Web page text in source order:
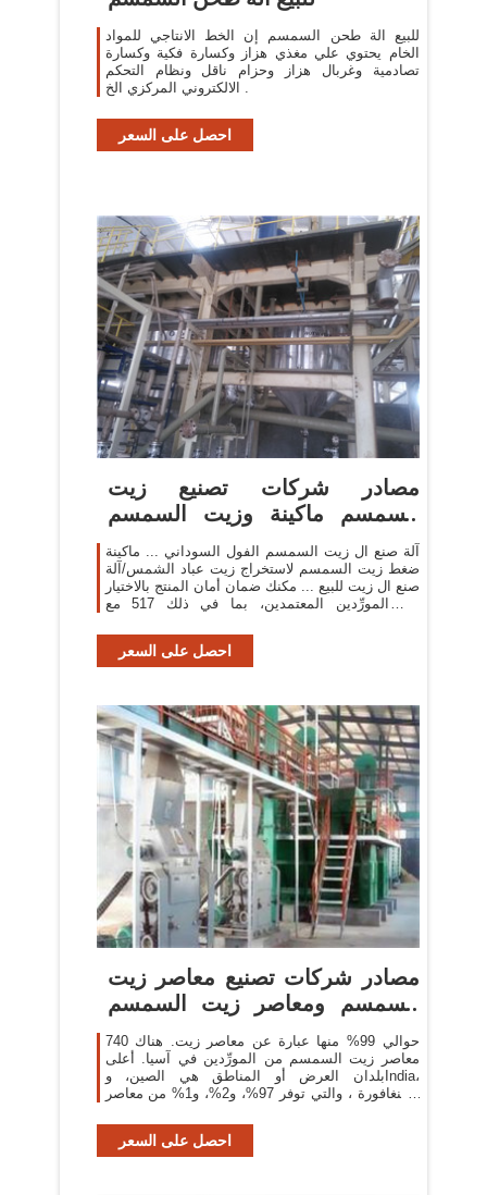
للبيع الة طحن السمسم إن الخط الانتاجي للمواد
الخام يحتوي علي مغذي هزاز وكسارة فكية وكسارة
تصادمية وغربال هزاز وحزام ناقل ونظام التحكم
الالكتروني المركزي الخ .
احصل على السعر
مصادر شركات تصنيع زيت
السمسم ماكينة وزيت السمسم
ماكينة في ...
آلة صنع ال زيت السمسم الفول السوداني ... ماكينة
ضغط زيت السمسم لاستخراج زيت عباد الشمس/آلة
صنع ال زيت للبيع ... مكنك ضمان أمان المنتج بالاختيار
من المورِّدين المعتمدين، بما في ذلك 517 مع
احصل على السعر
مصادر شركات تصنيع معاصر زيت
السمسم ومعاصر زيت السمسم
في ...
حوالي 99% منها عبارة عن معاصر زيت. هناك 740
معاصر زيت السمسم من المورِّدين في آسيا. أعلى
بلدان العرض أو المناطق هي الصين، وIndia،
وسنغافورة ، والتي توفر 97%، و2%، و1% من معاصر
احصل على السعر